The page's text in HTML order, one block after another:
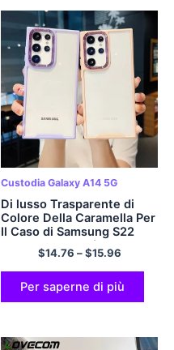
Custodia Galaxy A14 5G
Di lusso Trasparente di
Colore Della Caramella Per
Il Caso di Samsung S22
S23 Ultra S21 Più S20 FE
A53 A52 A13 A54 A14
A23 a34 A32 A33 5G
Molle Della Copertura
$14.76 –$15.96
Per saperne di più